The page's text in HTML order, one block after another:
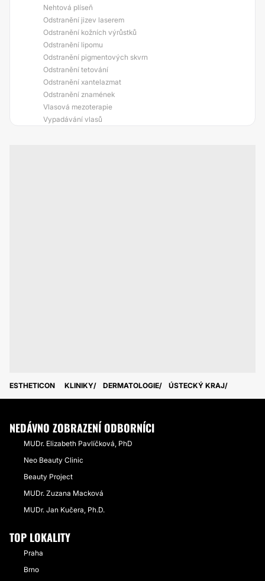
Nehtová plíseň
Odstranění jizev laserem
Odstranění kožních výrůstků
Odstranění lipomu
Odstranění pigmentových skvrn
Odstranění tetování
Odstranění xantelazmat
Odstranění znamének
Vlasová mezoterapie
Vypadávání vlasů
ESTHETICON KLINIKY DERMATOLOGIE ÚSTECKÝ KRAJ
NEDÁVNO ZOBRAZENÍ ODBORNÍCI
MUDr. Elizabeth Pavlíčková, PhD
Neo Beauty Clinic
Beauty Project
MUDr. Zuzana Macková
MUDr. Jan Kučera, Ph.D.
TOP LOKALITY
Praha
Brno